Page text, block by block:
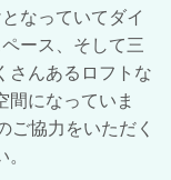
なっていてダイ
ース、そして三
さんあるロフトな
間になっていま
ご協力をいただく